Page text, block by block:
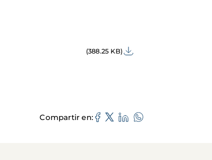
(388.25 KB)
Compartir en